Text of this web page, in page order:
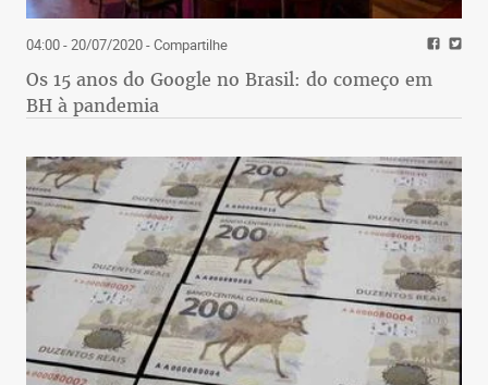
04:00 - 20/07/2020- Compartilhe
Os 15 anos do Google no Brasil: do começo em
BH à pandemia